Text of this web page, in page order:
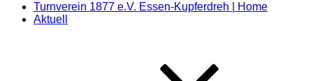
Turnverein 1877 e.V. Essen-Kupferdreh | Home
Aktuell